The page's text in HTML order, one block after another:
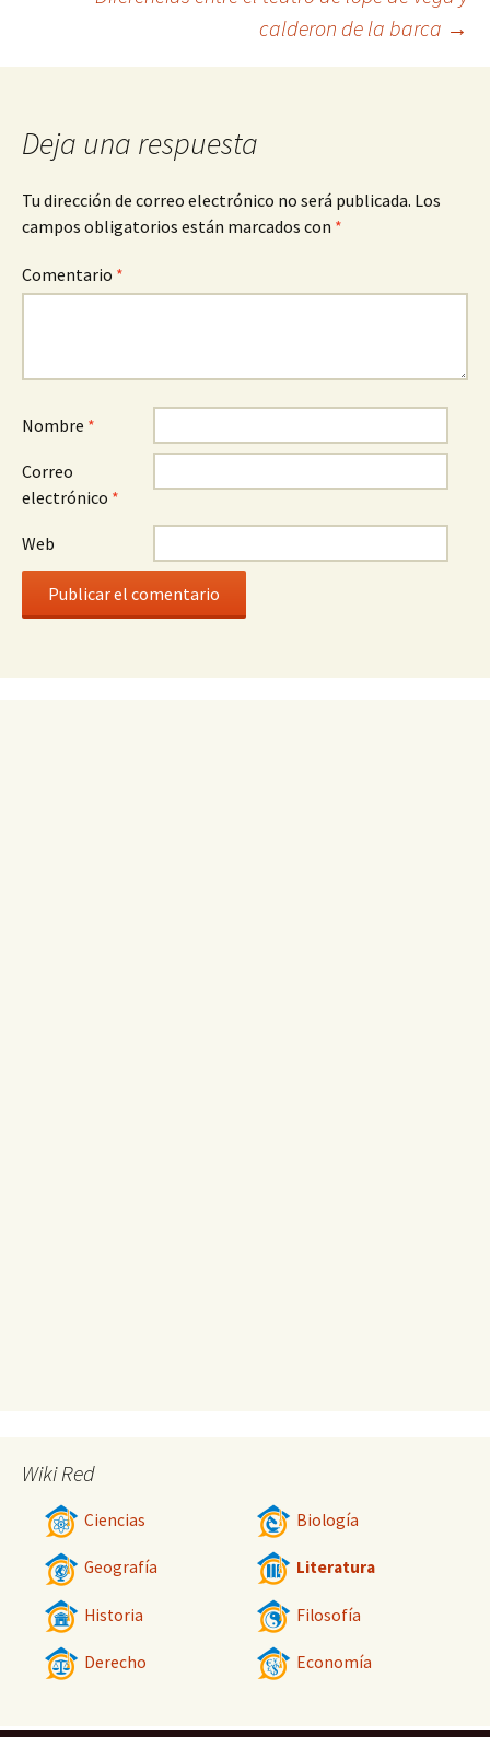
calderon de la barca →
Deja una respuesta
Tu dirección de correo electrónico no será publicada. Los
campos obligatorios están marcados con *
Comentario *
Nombre *
Correo
electrónico *
Web
Wiki Red
Ciencias Biología
Geografía Literatura
Historia Filosofía
Derecho Economía